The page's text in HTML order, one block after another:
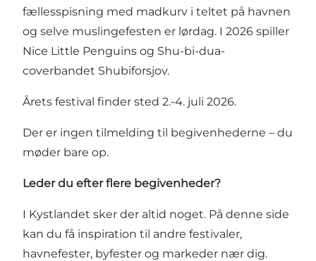
fællesspisning med madkurv i teltet på havnen
og selve muslingefesten er lørdag. I 2026 spiller
Nice Little Penguins og Shu-bi-dua-
coverbandet Shubiforsjov.
Årets festival finder sted 2.-4. juli 2026.
Der er ingen tilmelding til begivenhederne – du
møder bare op.
Leder du efter flere begivenheder?
I Kystlandet sker der altid noget. På denne side
kan du få inspiration til andre festivaler,
havnefester, byfester og markeder nær dig.